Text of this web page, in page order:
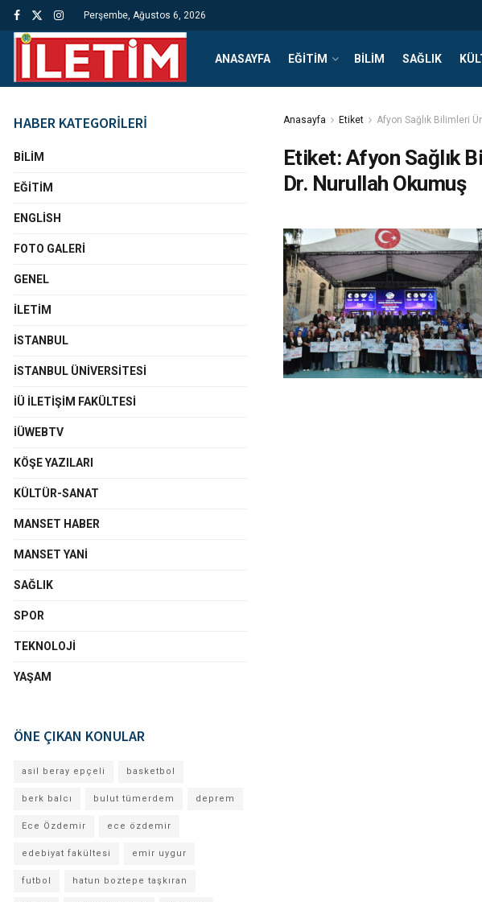
Perşembe, Ağustos 6, 2026
ANASAYFA EĞITIM BILIM SAĞLIK
Anasayfa Etiket Afyon Sağlık Bilimleri
Etiket: Afyon Sağlık
Dr. Nurullah Okumuş
HABER KATEGORİLERİ
BILIM
EĞITIM
ENGLISH
FOTO GALERI
GENEL
İLETIM
İSTANBUL
İSTANBUL ÜNIVERSITESI
İÜ İLETIŞIM FAKÜLTESI
İÜWEBTV
KÖŞE YAZILARI
KÜLTÜR-SANAT
MANSET HABER
MANSET YANI
SAĞLIK
SPOR
TEKNOLOJI
YAŞAM
ÖNE ÇIKAN KONULAR
asil beray epçeli basketbol
berk balcı bulut tümerdem deprem
Ece Özdemir ece özdemir
edebiyat fakültesi emir uygur
futbol hatun boztepe taşkıran